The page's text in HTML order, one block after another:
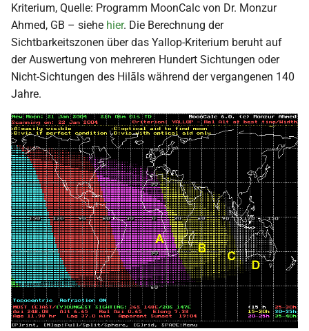
Kriterium, Quelle: Programm MoonCalc von Dr. Monzur
Ahmed, GB – siehe hier. Die Berechnung der
Sichtbarkeitszonen über das Yallop-Kriterium beruht auf
der Auswertung von mehreren Hundert Sichtungen oder
Nicht-Sichtungen des Hilāls während der vergangenen 140
Jahre.